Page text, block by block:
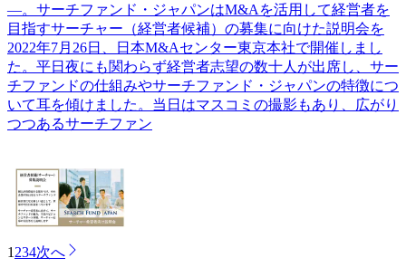
―。サーチファンド・ジャパンはM&Aを活用して経営者を
目指すサーチャー（経営者候補）の募集に向けた説明会を
2022年7月26日、日本M&Aセンター東京本社で開催しまし
た。平日夜にも関わらず経営者志望の数十人が出席し、サー
チファンドの仕組みやサーチファンド・ジャパンの特徴につ
いて耳を傾けました。当日はマスコミの撮影もあり、広がり
つつあるサーチファン
1 234次へ